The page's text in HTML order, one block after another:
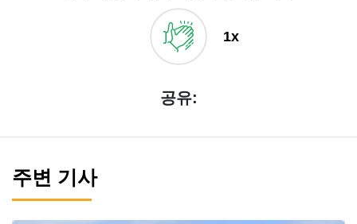
1x
공유:
주변 기사